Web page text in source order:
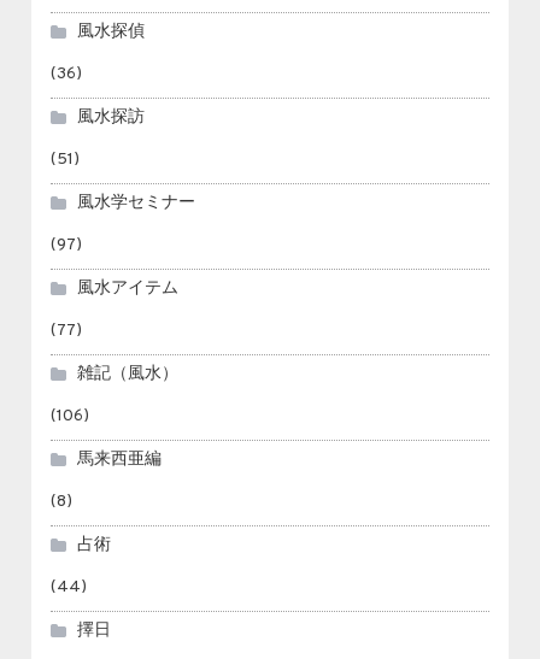
風水探偵
(36)
風水探訪
(51)
風水学セミナー
(97)
風水アイテム
(77)
雑記（風水）
(106)
馬来西亜編
(8)
占術
(44)
擇日